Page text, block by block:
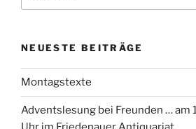
NEUESTE BEITRÄGE
Montagstexte
Adventslesung bei Freunden … am